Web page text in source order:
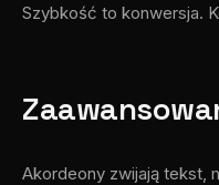
Szybkość to konwersja.
Akordeony zwijają tekst,